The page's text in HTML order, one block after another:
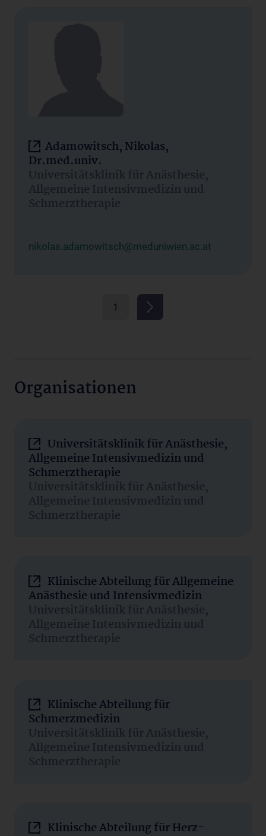
Adamowitsch, Nikolas,
Dr.med.univ.
Universitätsklinik für Anästhesie,
Allgemeine Intensivmedizin und
Schmerztherapie
nikolas.adamowitsch@meduniwien.ac.at
1
Organisationen
Universitätsklinik für Anästhesie,
Allgemeine Intensivmedizin und
Schmerztherapie
Universitätsklinik für Anästhesie,
Allgemeine Intensivmedizin und
Schmerztherapie
Klinische Abteilung für Allgemeine
Anästhesie und Intensivmedizin
Universitätsklinik für Anästhesie,
Allgemeine Intensivmedizin und
Schmerztherapie
Klinische Abteilung für
Schmerzmedizin
Universitätsklinik für Anästhesie,
Allgemeine Intensivmedizin und
Schmerztherapie
Klinische Abteilung für Herz-